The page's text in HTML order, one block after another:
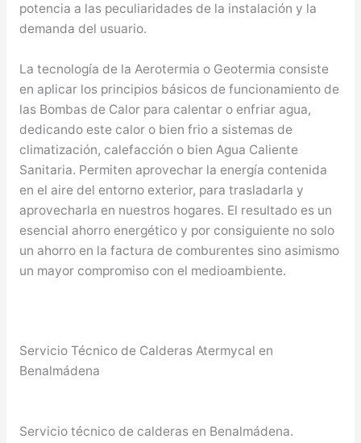
potencia a las peculiaridades de la instalación y la
demanda del usuario.
La tecnología de la Aerotermia o Geotermia consiste
en aplicar los principios básicos de funcionamiento de
las Bombas de Calor para calentar o enfriar agua,
dedicando este calor o bien frio a sistemas de
climatización, calefacción o bien Agua Caliente
Sanitaria. Permiten aprovechar la energía contenida
en el aire del entorno exterior, para trasladarla y
aprovecharla en nuestros hogares. El resultado es un
esencial ahorro energético y por consiguiente no solo
un ahorro en la factura de comburentes sino asimismo
un mayor compromiso con el medioambiente.
Servicio Técnico de Calderas Atermycal en
Benalmádena
Servicio técnico de calderas en Benalmádena.